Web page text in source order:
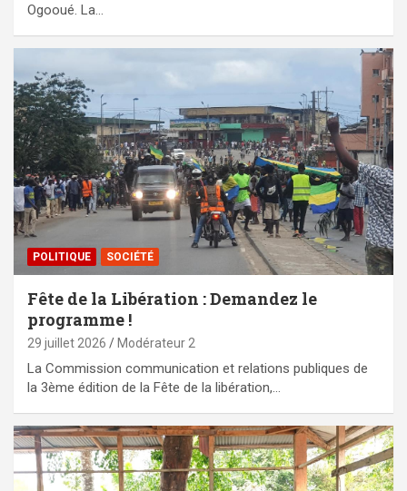
Ogooué. La…
POLITIQUE SOCIÉTÉ
Fête de la Libération : Demandez le
programme !
29 juillet 2026 Modérateur 2
La Commission communication et relations publiques de
la 3ème édition de la Fête de la libération,…